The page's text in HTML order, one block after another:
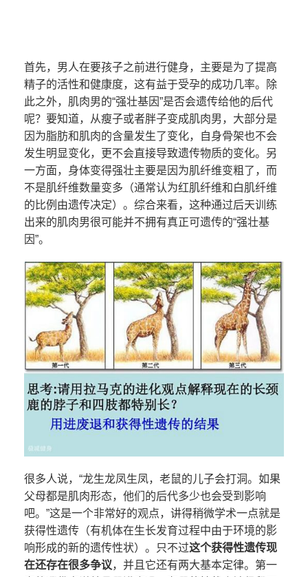
首先，男人在要孩子之前进行健身，主要是为了提高
精子的活性和健康度，这有益于受孕的成功几率。除
此之外，肌肉男的“强壮基因”是否会遗传给他的后代
呢？要知道，从瘦子或者胖子变成肌肉男，大部分是
因为脂肪和肌肉的含量发生了变化，自身骨架也不会
发生明显变化，更不会直接导致遗传物质的变化。另
一方面，身体变得强壮主要是因为肌纤维变粗了，而
不是肌纤维数量变多（通常认为红肌纤维和白肌纤维
的比例由遗传决定）。综合来看，这种通过后天训练
出来的肌肉男很可能并不拥有真正可遗传的“强壮基
因”。
很多人说，“龙生龙凤生凤，老鼠的儿子会打洞。如果
父母都是肌肉形态，他们的后代多少也会受到影响
吧。”这是一个非常好的观点，讲得稍微学术一点就是
获得性遗传（有机体在生长发育过程中由于环境的影
响形成的新的遗传性状）。只不过这个获得性遗传现
在还存在很多争议，并且它还有两大基本定律。第一